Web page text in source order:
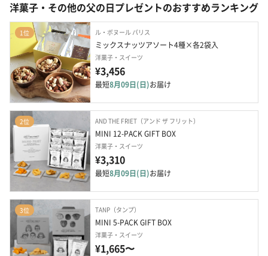
洋菓子・その他の父の日プレゼントのおすすめランキング
1位 ル・ボヌール パリス
ミックスナッツアソート4種×各2袋入
洋菓子・スイーツ
¥3,456
最短8月09日(日)お届け
2位 AND THE FRIET（アンド ザ フリット）
MINI 12-PACK GIFT BOX
洋菓子・スイーツ
¥3,310
最短8月09日(日)お届け
3位 TANP（タンプ）
MINI 5-PACK GIFT BOX
洋菓子・スイーツ
¥1,665〜